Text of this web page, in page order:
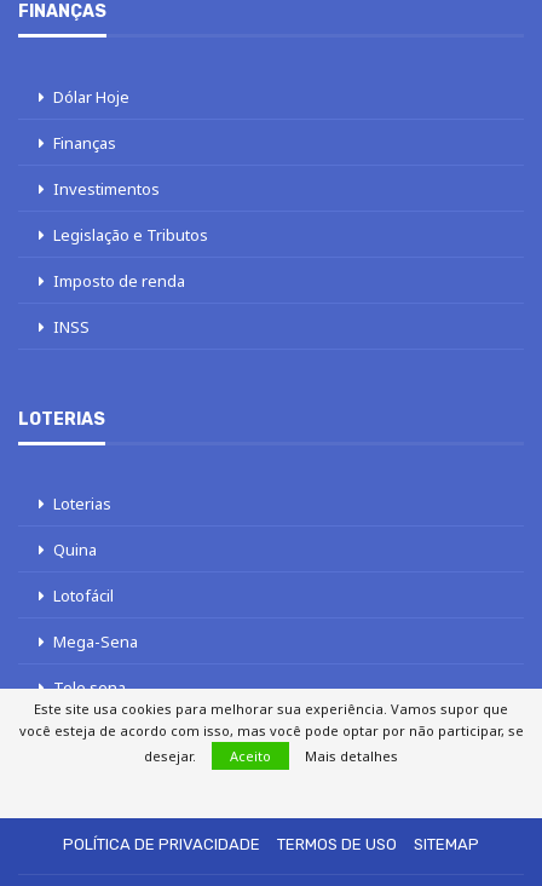
FINANÇAS
Dólar Hoje
Finanças
Investimentos
Legislação e Tributos
Imposto de renda
INSS
LOTERIAS
Loterias
Quina
Lotofácil
Mega-Sena
Tele sena
POLÍTICA DE PRIVACIDADE
TERMOS DE USO SITEMAP
Este site usa cookies para melhorar sua experiência. Vamos supor que
você esteja de acordo com isso, mas você pode optar por não participar, se
desejar.
Aceito Mais detalhes